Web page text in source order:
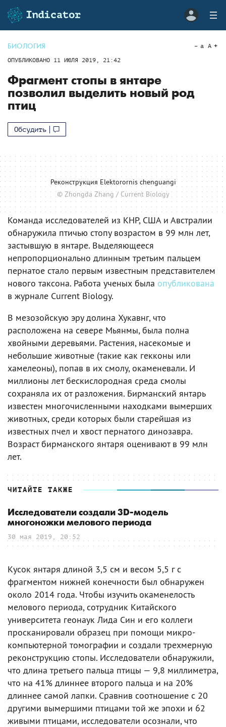
БИОЛОГИЯ
ОПУБЛИКОВАНО 11 ИЮЛЯ 2019, 21:42
a A
Фрагмент стопы в янтаре
позволил выделить новый род
птиц
Обсудить
Реконструкция Elektorornis chenguangi
© Zhongda Zhang / Current Biology
Команда исследователей из КНР, США и Австралии
обнаружила птичью стопу возрастом в 99 млн лет,
застывшую в янтаре. Выделяющееся
непропорционально длинным третьим пальцем
пернатое стало первым известным представителем
нового таксона. Работа ученых была опубликована
в журнале Current Biology.
В мезозойскую эру долина Хукавнг, что
расположена на севере Мьянмы, была полна
хвойными деревьями. Растения, насекомые и
небольшие животные (такие как гекконы или
хамелеоны), попав в их смолу, окаменевали. И
миллионы лет бескислородная среда смолы
сохраняла их от разложения. Бирманский янтарь
известен многочисленными находками вымерших
животных, среди которых были старейшая из
известных пчел и хвост пернатого динозавра.
Возраст бирманского янтаря оценивают в 99 млн
лет.
ЧИТАЙТЕ ТАКЖЕ
Исследователи создали 3D-модель
многоножки мелового периода
30 мая 2019, 20:52
Кусок янтаря длиной 3,5 см и весом 5,5 г с
фрагментом нижней конечности был обнаружен
около 2014 года. Чтобы изучить окаменелость
мелового периода, сотрудник Китайского
университета геонаук Лида Син и его коллеги
просканировали образец при помощи микро-
компьютерной томографии и создали трехмерную
реконструкцию стопы. Исследователи обнаружили,
что длина третьего пальца птицы — 9,8 миллиметра,
что на 41% длиннее второго пальца и на 20%
длиннее самой лапки. Сравнив соотношение с 20
другими вымершими птицами той же эпохи и 62
живыми птицами, исследователи осознали, что